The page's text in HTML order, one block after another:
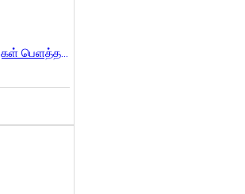
இந்திய ஞான மரபுகள் பெளத்தத்தின் பார்வையில்